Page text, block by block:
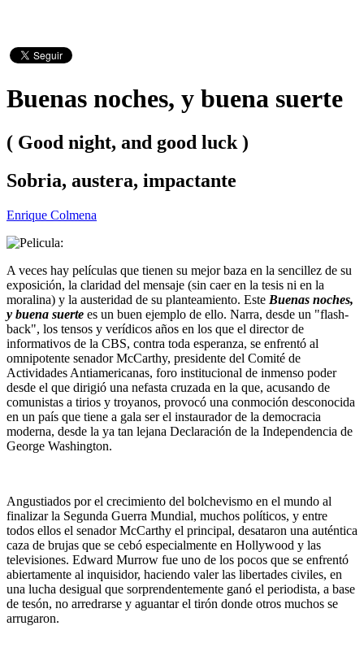
Buenas noches, y buena suerte
( Good night, and good luck )
Sobria, austera, impactante
Enrique Colmena
A veces hay películas que tienen su mejor baza en la sencillez de su
exposición, la claridad del mensaje (sin caer en la tesis ni en la
moralina) y la austeridad de su planteamiento. Este Buenas noches,
y buena suerte es un buen ejemplo de ello. Narra, desde un "flash-
back", los tensos y verídicos años en los que el director de
informativos de la CBS, contra toda esperanza, se enfrentó al
omnipotente senador McCarthy, presidente del Comité de
Actividades Antiamericanas, foro institucional de inmenso poder
desde el que dirigió una nefasta cruzada en la que, acusando de
comunistas a tirios y troyanos, provocó una conmoción desconocida
en un país que tiene a gala ser el instaurador de la democracia
moderna, desde la ya tan lejana Declaración de la Independencia de
George Washington.
Angustiados por el crecimiento del bolchevismo en el mundo al
finalizar la Segunda Guerra Mundial, muchos políticos, y entre
todos ellos el senador McCarthy el principal, desataron una auténtica
caza de brujas que se cebó especialmente en Hollywood y las
televisiones. Edward Murrow fue uno de los pocos que se enfrentó
abiertamente al inquisidor, haciendo valer las libertades civiles, en
una lucha desigual que sorprendentemente ganó el periodista, a base
de tesón, no arredrarse y aguantar el tirón donde otros muchos se
arrugaron.